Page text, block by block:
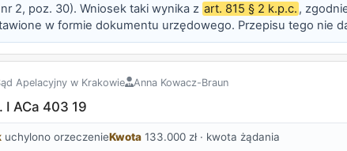
2, poz. 30). Wniosek taki wynika z art. 815 § 2 k.p.c. ,
w formie dokumentu urzędowego. Przepisu tego nie
prowadziło do zwolnienia dłużnika z obowiązku spełnienia
Apelacyjny w Krakowie Anna Kowacz-Braun
I ACa 403 19
uchylono orzeczenieKwota 133.000 zł · kwota żądania